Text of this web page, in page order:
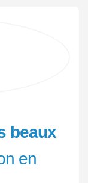
beaux
en